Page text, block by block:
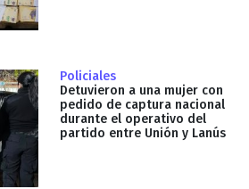
Policiales
Detuvieron a una mujer con
pedido de captura nacional
durante el operativo del
partido entre Unión y Lanús